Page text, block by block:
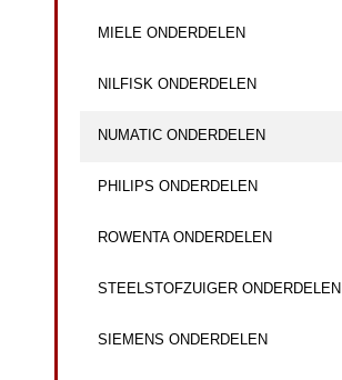
MIELE ONDERDELEN
NILFISK ONDERDELEN
NUMATIC ONDERDELEN
PHILIPS ONDERDELEN
ROWENTA ONDERDELEN
STEELSTOFZUIGER ONDERDELEN
SIEMENS ONDERDELEN